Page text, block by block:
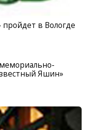
в Вологде
Яшин»